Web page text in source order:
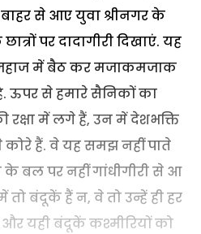
से आए युवा श्रीनगर के
पर दादागीरी दिखाएं. यह
में बैठ कर मजाकमजाक
ऊपर से हमारे सैनिकों का
में लगे हैं, उन में देशभक्ति
कोरे हैं. वे यह समझ नहीं पाते
बल पर नहीं गांधीगीरी से आ
बंदूकें हैं न, वे तो उन्हें ही हर
यही बंदूकें कश्मीरियों को